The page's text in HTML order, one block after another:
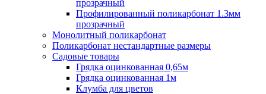
прозрачный
Профилированный поликарбонат 1.3мм
прозрачный
Монолитный поликарбонат
Поликарбонат нестандартные размеры
Садовые товары
Грядка оцинкованная 0,65м
Грядка оцинкованная 1м
Клумба для цветов